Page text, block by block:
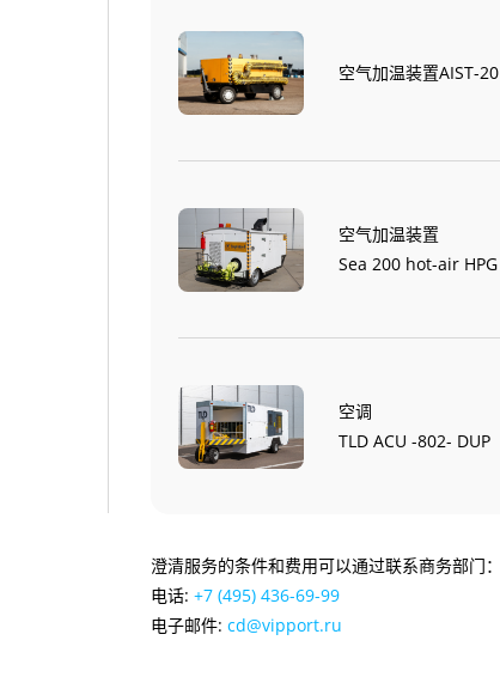
空气加温装置AIST-20
空气加温装置
Sea 200 hot-air HPG
空调
TLD ACU -802- DUP
澄清服务的条件和费用可以通过联系商务部门：
电话: +7 (495) 436-69-99
电子邮件: cd@vipport.ru